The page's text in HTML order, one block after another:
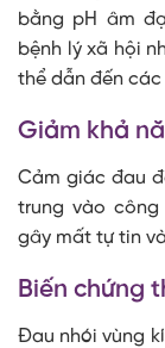
bằng pH âm
bệnh lý xã hội
thể dẫn đến các
Giảm khả
Cảm giác đau
trung vào
gây mất tự tin
Biến chứng
Đau nhói vùng